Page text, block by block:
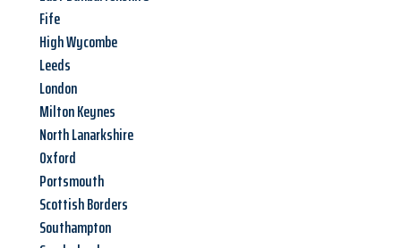
Fife
High Wycombe
Leeds
London
Milton Keynes
North Lanarkshire
Oxford
Portsmouth
Scottish Borders
Southampton